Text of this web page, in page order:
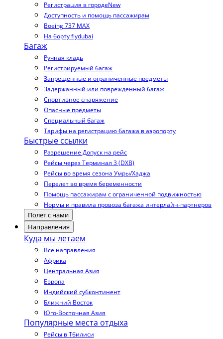
Регистрация в городеNew
Доступность и помощь пассажирам
Boeing 737 MAX
На борту flydubai
Багаж
Ручная кладь
Регистрируемый багаж
Запрещенные и ограниченные предметы
Задержанный или поврежденный багаж
Спортивное снаряжение
Опасные предметы
Специальный багаж
Тарифы на регистрацию багажа в аэропорту
Быстрые ссылки
Разрешение Допуск на рейс
Рейсы через Терминал 3 (DXB)
Рейсы во время сезона Умры/Хаджа
Перелет во время беременности
Помощь пассажирам с ограниченной подвижностью
Нормы и правила провоза багажа интерлайн-партнеров
Полет с нами
Направления
Куда мы летаем
Все направления
Африка
Центральная Азия
Европа
Индийский субконтинент
Ближний Восток
Юго-Восточная Азия
Популярные места отдыха
Рейсы в Тбилиси